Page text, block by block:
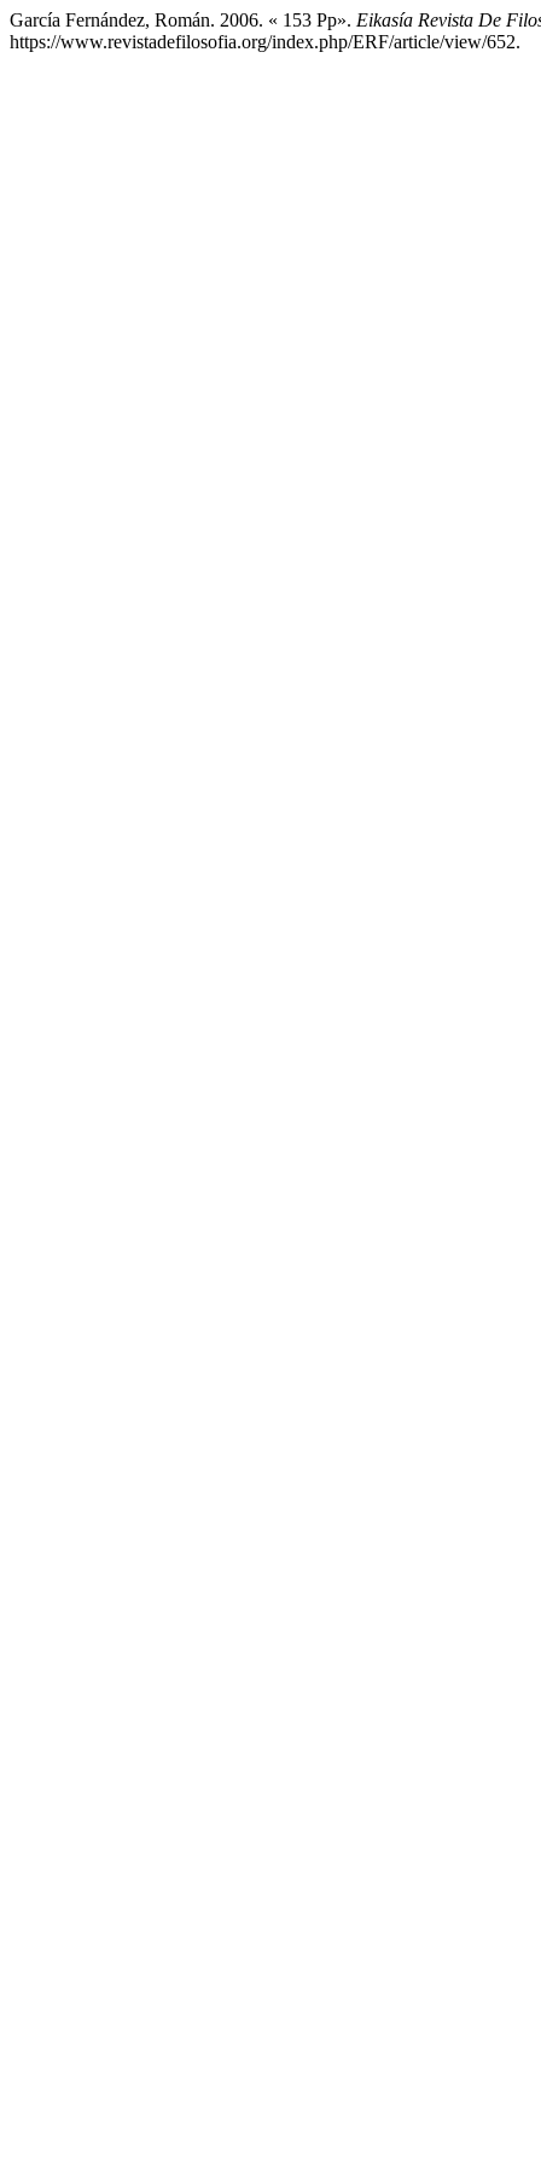
García Fernández, Román. 2006. « 153 Pp». Eikasía Revista De
https://www.revistadefilosofia.org/index.php/ERF/article/view/652.